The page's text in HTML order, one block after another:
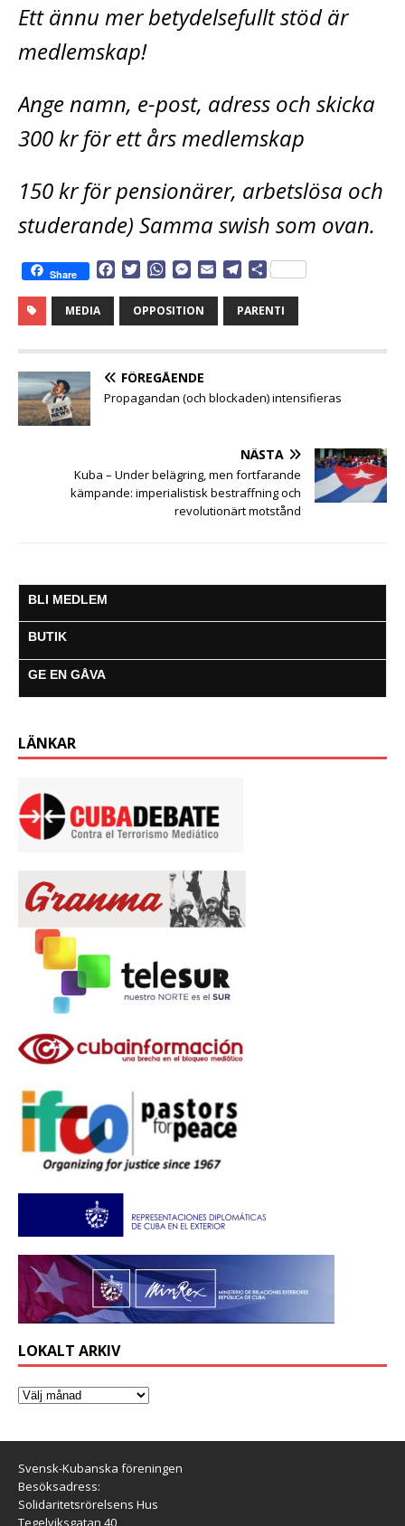
Ett ännu mer betydelsefullt stöd är
medlemskap!
Ange namn, e-post, adress och skicka
300 kr för ett års medlemskap
150 kr för pensionärer, arbetslösa och
studerande) Samma swish som ovan.
Share
e
o
k
i
t
r
W
a
t
p
p
M
s
s
g
e
i
l
e
m
D
l
a
MEDIA OPPOSITION PARENTI
FÖREGÅENDE
Propagandan (och blockaden) intensifieras
NÄSTA
Kuba – Under belägring, men fortfarande
kämpande: imperialistisk bestraffning och
revolutionärt motstånd
BLI MEDLEM
BUTIK
GE EN GÅVA
LÄNKAR
LOKALT ARKIV
Svensk-Kubanska föreningen
Besöksadress:
Solidaritetsrörelsens Hus
Tegelviksgatan 40